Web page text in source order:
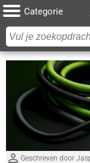
Categorie
Geschreven door